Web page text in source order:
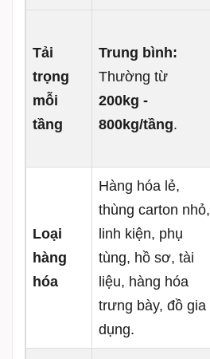
Tải
trọng
mỗi
tầng
Trung bình:
Thường từ
200kg -
800kg/tầng.
Loại
hàng
hóa
Hàng hóa lẻ,
thùng carton nhỏ,
linh kiện, phụ
tùng, hồ sơ, tài
liệu, hàng hóa
trưng bày, đồ gia
dụng.